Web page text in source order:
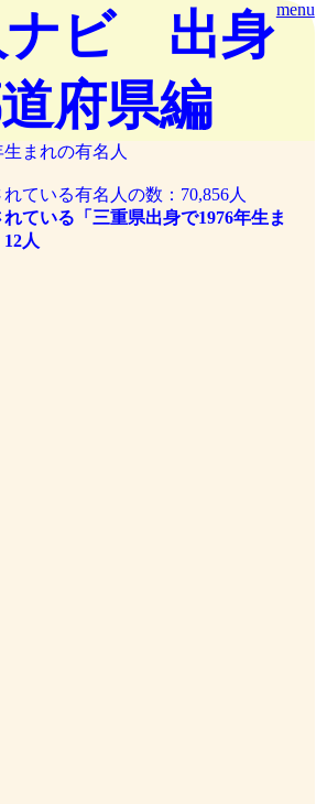
menu
ナビ 出身
府県編
まれの有名人
ている有名人の数：70,856人
ている「三重県出身で1976年生ま
人